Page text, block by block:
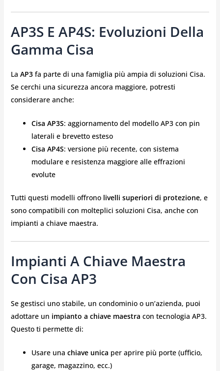
AP3S E AP4S: Evoluzioni Della
Gamma Cisa
La AP3fa parte di una famiglia più ampia di soluzioni Cisa.
Se cerchi una sicurezza ancora maggiore, potresti
considerare anche:
Cisa AP3S: aggiornamento del modello AP3 con pin
laterali e brevetto esteso
Cisa AP4S: versione più recente, con sistema
modulare e resistenza maggiore alle effrazioni
evolute
Tutti questi modelli offrono livelli superiori di protezione, e
sono compatibili con molteplici soluzioni Cisa, anche con
impianti a chiave maestra.
Impianti A Chiave Maestra
Con Cisa AP3
Se gestisci uno stabile, un condominio o un’azienda, puoi
adottare un impianto a chiave maestra con tecnologia AP3.
Questo ti permette di:
Usare una chiave unica per aprire più porte (ufficio,
garage, magazzino, ecc.)